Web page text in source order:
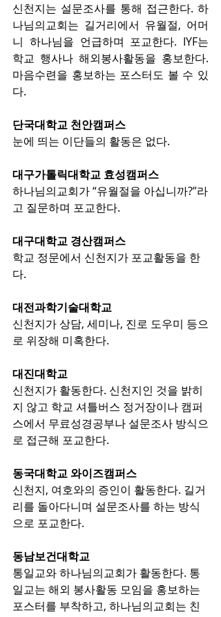
신천지는 설문조사를 통해 접근한다. 하
나님의교회는 길거리에서 유월절, 어머
니 하나님을 언급하며 포교한다. IYF는
학교 행사나 해외봉사활동을 홍보한다.
마음수련을 홍보하는 포스터도 볼 수 있
다.
단국대학교 천안캠퍼스
눈에 띄는 이단들의 활동은 없다.
대구가톨릭대학교 효성캠퍼스
하나님의교회가 “유월절을 아십니까?”라
고 질문하며 포교한다.
대구대학교 경산캠퍼스
학교 정문에서 신천지가 포교활동을 한
다.
대전과학기술대학교
신천지가 상담, 세미나, 진로 도우미 등으
로 위장해 미혹한다.
대진대학교
신천지가 활동한다. 신천지인 것을 밝히
지 않고 학교 셔틀버스 정거장이나 캠퍼
스에서 무료성경공부나 설문조사 방식으
로 접근해 포교한다.
동국대학교 와이즈캠퍼스
신천지, 여호와의 증인이 활동한다. 길거
리를 돌아다니며 설문조사를 하는 방식
으로 포교한다.
동남보건대학교
통일교와 하나님의교회가 활동한다. 통
일교는 해외 봉사활동 모임을 홍보하는
포스터를 부착하고, 하나님의교회는 친